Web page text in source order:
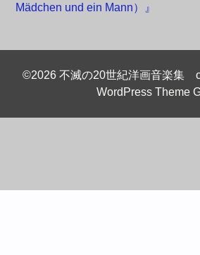
Mädchen und ein Mann）』
©2026 不滅の20世紀洋画音楽集
WordPress Theme